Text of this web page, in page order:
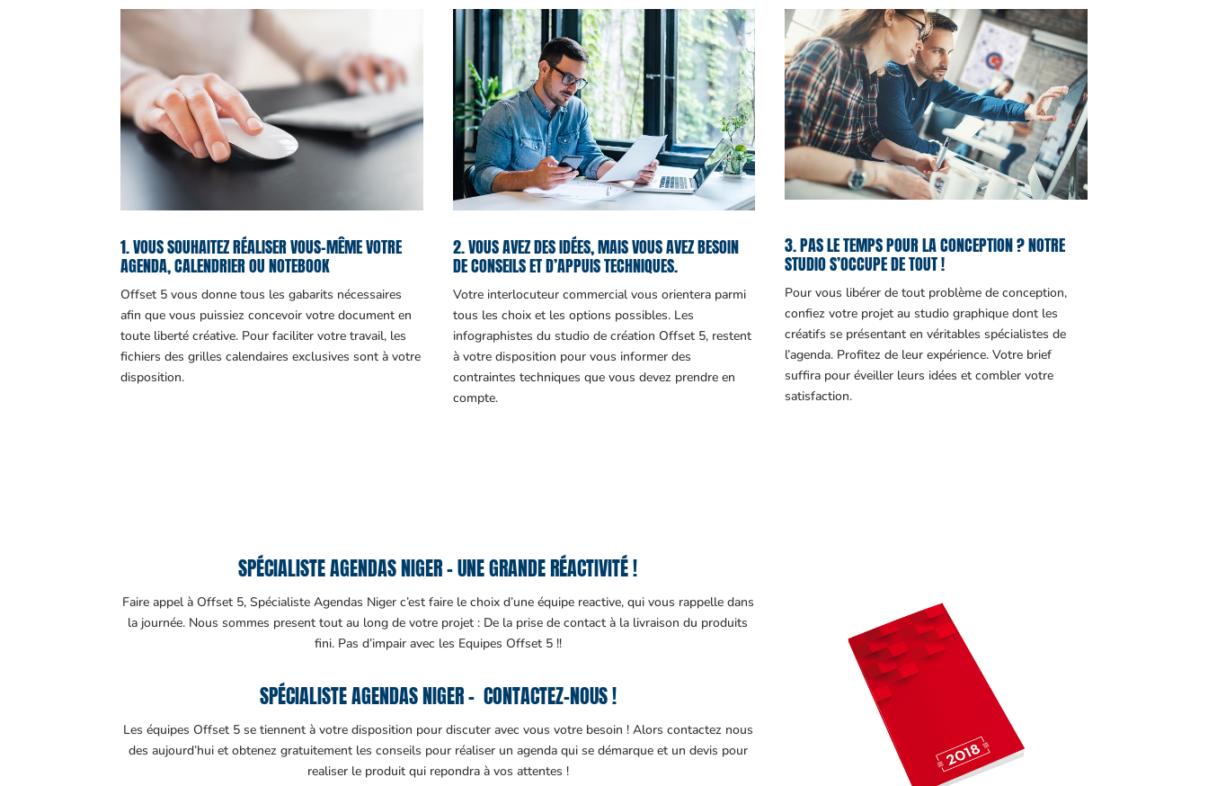
1. VOUS SOUHAITEZ RÉALISER VOUS-MÊME VOTRE
AGENDA, CALENDRIER OU NOTEBOOK
Offset 5 vous donne tous les gabarits nécessaires
afin que vous puissiez concevoir votre document en
toute liberté créative. Pour faciliter votre travail, les
fichiers des grilles calendaires exclusives sont à votre
disposition.
2. VOUS AVEZ DES IDÉES, MAIS VOUS AVEZ BESOIN
DE CONSEILS ET D’APPUIS TECHNIQUES.
Votre interlocuteur commercial vous orientera parmi
tous les choix et les options possibles. Les
infographistes du studio de création Offset 5, restent
à votre disposition pour vous informer des
contraintes techniques que vous devez prendre en
compte.
3. PAS LE TEMPS POUR LA CONCEPTION ? NOTRE
STUDIO S’OCCUPE DE TOUT !
Pour vous libérer de tout problème de conception,
confiez votre projet au studio graphique dont les
créatifs se présentant en véritables spécialistes de
l’agenda. Profitez de leur expérience. Votre brief
suffira pour éveiller leurs idées et combler votre
satisfaction.
SPÉCIALISTE AGENDAS NIGER – UNE GRANDE RÉACTIVITÉ !
Faire appel à Offset 5, Spécialiste Agendas Niger c’est faire le choix d’une équipe reactive, qui vous rappelle dans
la journée. Nous sommes present tout au long de votre projet : De la prise de contact à la livraison du produits
fini. Pas d’impair avec les Equipes Offset 5 !!
SPÉCIALISTE AGENDAS NIGER – CONTACTEZ-NOUS !
Les équipes Offset 5 se tiennent à votre disposition pour discuter avec vous votre besoin ! Alors contactez nous
des aujourd’hui et obtenez gratuitement les conseils pour réaliser un agenda qui se démarque et un devis pour
realiser le produit qui repondra à vos attentes !